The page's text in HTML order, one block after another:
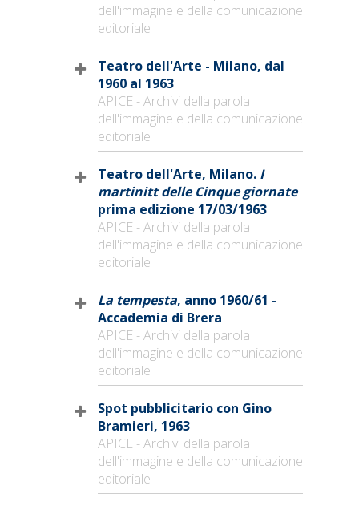
dell'immagine e della comunicazione
editoriale
Teatro dell'Arte - Milano, dal
1960 al 1963
APICE - Archivi della parola
dell'immagine e della comunicazione
editoriale
Teatro dell'Arte, Milano. I
martinitt delle Cinque giornate
prima edizione 17/03/1963
APICE - Archivi della parola
dell'immagine e della comunicazione
editoriale
La tempesta, anno 1960/61 -
Accademia di Brera
APICE - Archivi della parola
dell'immagine e della comunicazione
editoriale
Spot pubblicitario con Gino
Bramieri, 1963
APICE - Archivi della parola
dell'immagine e della comunicazione
editoriale